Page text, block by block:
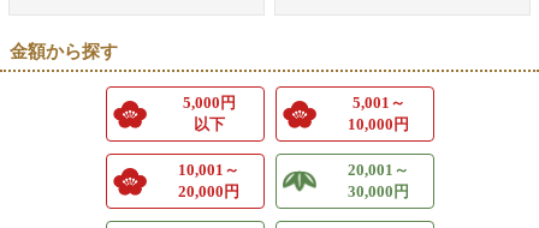
金額から探す
5,000円
以下
5,001～
10,000円
10,001～
20,000円
20,001～
30,000円